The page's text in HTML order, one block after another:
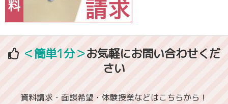
＜簡単1分＞お気軽にお問い合わせくだ
さい
資料請求・面談希望・体験授業などはこちらから！